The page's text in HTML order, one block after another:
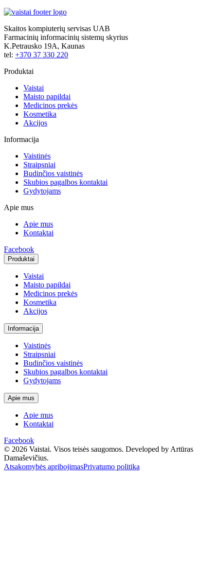
Skaitos kompiuterių servisas UAB
Farmacinių informacinių sistemų skyrius
K.Petrausko 19A, Kaunas
tel: +370 37 330 220
Produktai
Vaistai
Maisto papildai
Medicinos prekės
Kosmetika
Akcijos
Informacija
Vaistinės
Straipsniai
Budinčios vaistinės
Skubios pagalbos kontaktai
Gydytojams
Apie mus
Apie mus
Kontaktai
Facebook
Produktai
Vaistai
Maisto papildai
Medicinos prekės
Kosmetika
Akcijos
Informacija
Vaistinės
Straipsniai
Budinčios vaistinės
Skubios pagalbos kontaktai
Gydytojams
Apie mus
Apie mus
Kontaktai
Facebook
© 2026 Vaistai. Visos teisės saugomos. Developed by Artūras
Damaševičius.
Atsakomybės apribojimasPrivatumo politika